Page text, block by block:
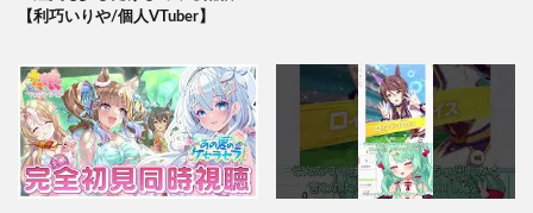
【利巧いりや/個人VTuber】